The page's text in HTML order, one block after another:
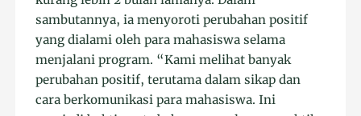
sambutannya, ia menyoroti perubahan positif
yang dialami oleh para mahasiswa selama
menjalani program. “Kami melihat banyak
perubahan positif, terutama dalam sikap dan
cara berkomunikasi para mahasiswa. Ini